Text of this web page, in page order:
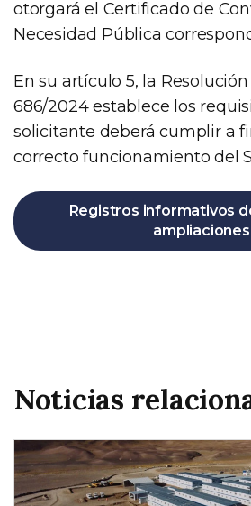
otorgará el Certificado de
Necesidad Pública
En su artículo 5, la Resolución
686/2024 establece los
solicitante deberá cumplir a
correcto funcionamiento del
Registros informativos
ampliaciones
Noticias